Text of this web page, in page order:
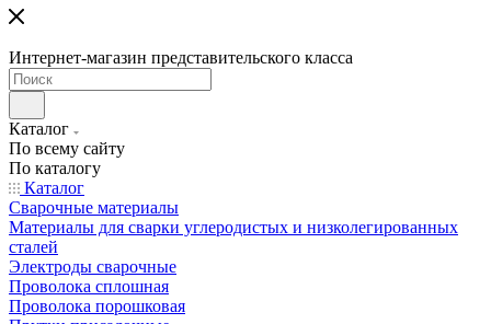
Интернет-магазин представительского класса
Каталог
По всему сайту
По каталогу
Каталог
Сварочные материалы
Материалы для сварки углеродистых и низколегированных
сталей
Электроды сварочные
Проволока сплошная
Проволока порошковая